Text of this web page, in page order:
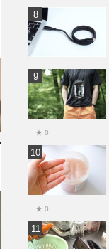
★ 0
★ 0